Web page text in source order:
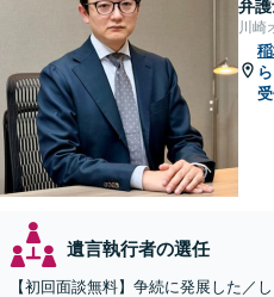
弁
川崎
遺言執行者の選任
【初回面談無料】争続に発展した／